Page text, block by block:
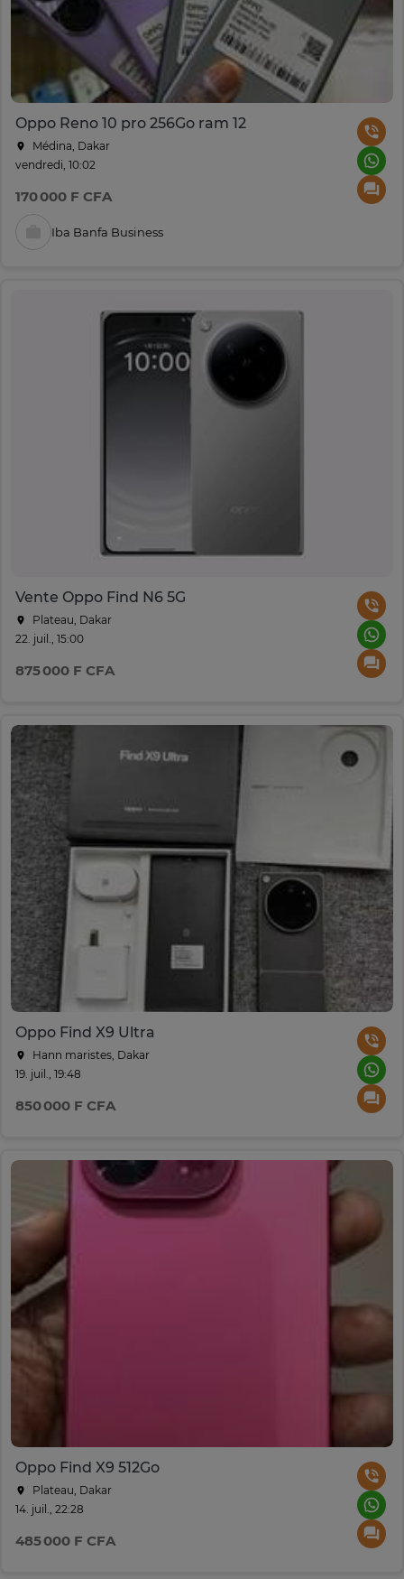
Oppo Reno 10 pro 256Go ram 12
Médina, Dakar
vendredi, 10:02
170 000 F CFA
Iba Banfa Business
Vente Oppo Find N6 5G
Plateau, Dakar
22. juil., 15:00
875 000 F CFA
Oppo Find X9 Ultra
Hann maristes, Dakar
19. juil., 19:48
850 000 F CFA
Oppo Find X9 512Go
Plateau, Dakar
14. juil., 22:28
485 000 F CFA